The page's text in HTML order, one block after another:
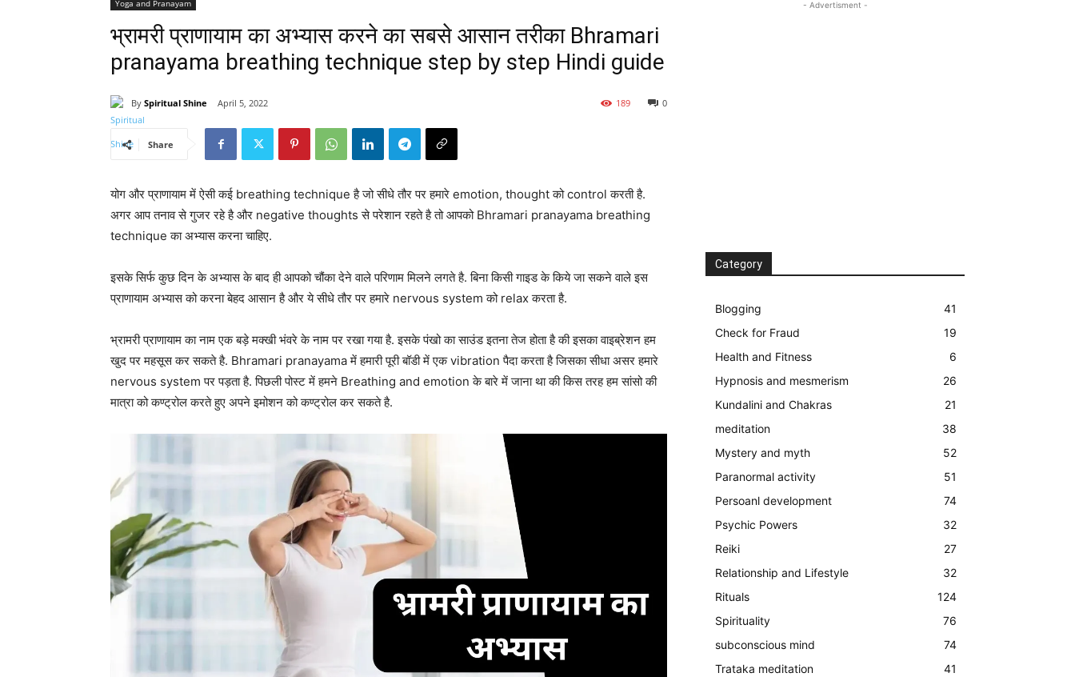
Yoga and Pranayam
भ्रामरी प्राणायाम का अभ्यास करने का सबसे आसान तरीका Bhramari
pranayama breathing technique step by step Hindi guide
By Spiritual Shine April 5, 2022 0
189
Share
योग और प्राणायाम में ऐसी कई breathing technique है जो सीधे तौर पर हमारे emotion, thought को control करती है.
अगर आप तनाव से गुजर रहे है और negative thoughts से परेशान रहते है तो आपको Bhramari pranayama breathing
technique का अभ्यास करना चाहिए.
इसके सिर्फ कुछ दिन के अभ्यास के बाद ही आपको चौंका देने वाले परिणाम मिलने लगते है. बिना किसी गाइड के किये जा सकने वाले इस
प्राणायाम अभ्यास को करना बेहद आसान है और ये सीधे तौर पर हमारे nervous system को relax करता है.
भ्रामरी प्राणायाम का नाम एक बड़े मक्खी भंवरे के नाम पर रखा गया है. इसके पंखो का साउंड इतना तेज होता है की इसका वाइब्रेशन हम
खुद पर महसूस कर सकते है. Bhramari pranayama में हमारी पूरी बॉडी में एक vibration पैदा करता है जिसका सीधा असर हमारे
nervous system पर पड़ता है. पिछली पोस्ट में हमने Breathing and emotion के बारे में जाना था की किस तरह हम सांसो की
मात्रा को कण्ट्रोल करते हुए अपने इमोशन को कण्ट्रोल कर सकते है.
- Advertisment -
Category
Blogging
41
Check for Fraud
19
Health and Fitness
6
Hypnosis and mesmerism
26
Kundalini and Chakras
21
meditation
38
Mystery and myth
52
Paranormal activity
51
Persoanl development
74
Psychic Powers
32
Reiki
27
Relationship and Lifestyle
32
Rituals
124
Spirituality
76
subconscious mind
74
Trataka meditation
41